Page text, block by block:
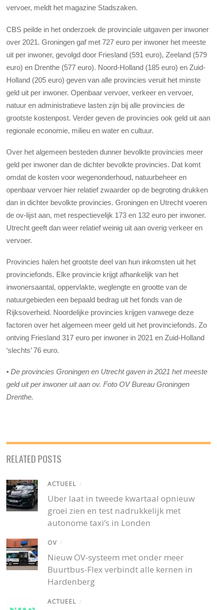
vervoer, meldt het magazine Stadszaken.
CBS peilde in het onderzoek de provinciale uitgaven per inwoner
over 2021. Groningen gaf met 727 euro per inwoner het meeste
uit per inwoner, gevolgd door Friesland (591 euro), Zeeland (579
euro) en Drenthe (577 euro). Noord-Holland (185 euro) en Zuid-
Holland (205 euro) geven van alle provincies veruit het minste
geld uit per inwoner. Openbaar vervoer, verkeer en vervoer,
natuur en administratieve lasten zijn bij alle provincies de
grootste kostenpost. Verder geven de provincies ook geld uit aan
regionale economie, milieu en water en cultuur.
Over het algemeen besteden dunner bevolkte provincies meer
geld per inwoner dan de dichter bevolkte provincies. Dat komt
omdat de kosten voor wegenonderhoud, natuurbeheer en
openbaar vervoer hier relatief zwaarder op de begroting drukken
dan in dichter bevolkte provincies. Groningen en Utrecht voeren
de ov-lijst aan, met respectievelijk 173 en 132 euro per inwoner.
Utrecht geeft dan weer relatief weinig uit aan overig verkeer en
vervoer.
Provincies halen het grootste deel van hun inkomsten uit het
provinciefonds. Elke provincie krijgt afhankelijk van het
inwonersaantal, oppervlakte, weglengte en grootte van de
natuurgebieden een bepaald bedrag uit het fonds van de
Rijksoverheid. Noordelijke provincies krijgen vanwege deze
factoren over het algemeen meer geld uit het provinciefonds. Zo
ontving Friesland 317 euro per inwoner in 2021 en Zuid-Holland
‘slechts’ 76 euro.
•De provincies Groningen en Utrecht gaven in 2021 het meeste
geld uit per inwoner uit aan ov. Foto OV Bureau Groningen
Drenthe.
RELATED POSTS
ACTUEEL /
Uber laat in tweede kwartaal opnieuw
groei zien en test nadrukkelijk met
autonome taxi’s in Londen
OV /
Nieuw OV-systeem met onder meer
Buurtbus-Flex verbindt alle kernen in
Hardenberg
ACTUEEL /